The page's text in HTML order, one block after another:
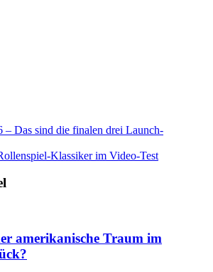
– Das sind die finalen drei Launch-
Klassiker im Video-Test
amerikanische Traum im